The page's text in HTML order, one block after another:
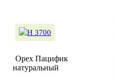
Орех Пацифик
натуральный